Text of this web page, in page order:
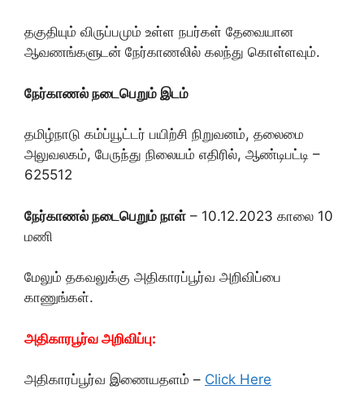
தகுதியும் விருப்பமும் உள்ள நபர்கள் தேவையான
ஆவணங்களுடன் நேர்காணலில் கலந்து கொள்ளவும்.
நேர்காணல் நடைபெறும் இடம்
தமிழ்நாடு கம்ப்யூட்டர் பயிற்சி நிறுவனம், தலைமை
அலுவலகம், பேருந்து நிலையம் எதிரில், ஆண்டிபட்டி –
625512
நேர்காணல் நடைபெறும் நாள் – 10.12.2023 காலை 10
மணி
மேலும் தகவலுக்கு அதிகாரப்பூர்வ அறிவிப்பை
காணுங்கள்.
அதிகாரபூர்வ அறிவிப்பு:
அதிகாரப்பூர்வ இணையதளம் – Click Here